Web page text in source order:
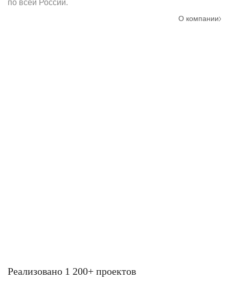
по всей России.
О компании
Реализовано 1 200+ проектов